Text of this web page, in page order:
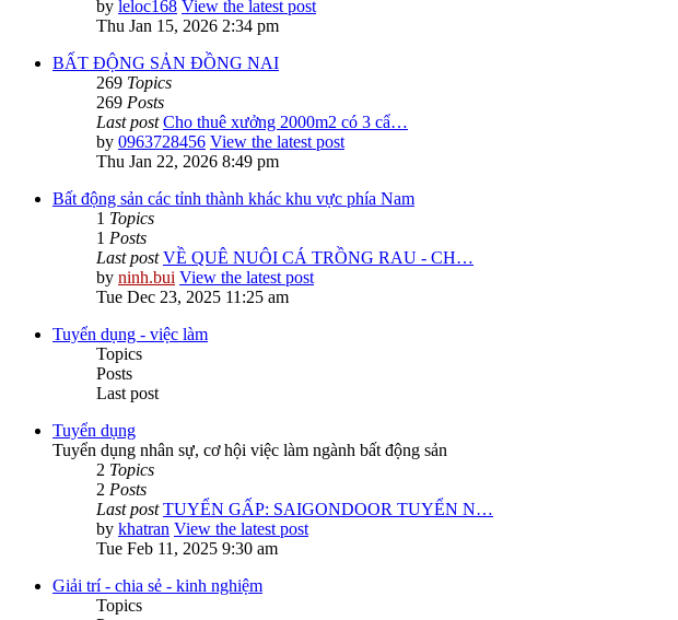
by leloc168 View the latest post
Thu Jan 15, 2026 2:34 pm
BẤT ĐỘNG SẢN ĐỒNG NAI
269 Topics
269 Posts
Last post Cho thuê xưởng 2000m2 có 3 cẩ…
by 0963728456 View the latest post
Thu Jan 22, 2026 8:49 pm
Bất động sản các tỉnh thành khác khu vực phía Nam
1 Topics
1 Posts
Last post VỀ QUÊ NUÔI CÁ TRỒNG RAU - CH…
by ninh.bui View the latest post
Tue Dec 23, 2025 11:25 am
Tuyển dụng - việc làm
Topics
Posts
Last post
Tuyển dụng
Tuyển dụng nhân sự, cơ hội việc làm ngành bất động sản
2 Topics
2 Posts
Last post TUYỂN GẤP: SAIGONDOOR TUYỂN N…
by khatran View the latest post
Tue Feb 11, 2025 9:30 am
Giải trí - chia sẻ - kinh nghiệm
Topics